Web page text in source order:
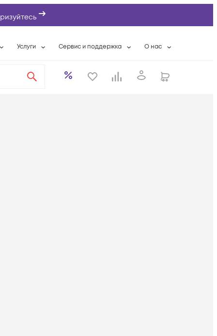
Услуги
Расширенная гарантия
Сервис и поддержка
Разовые выездные работы
О нас
Контактная